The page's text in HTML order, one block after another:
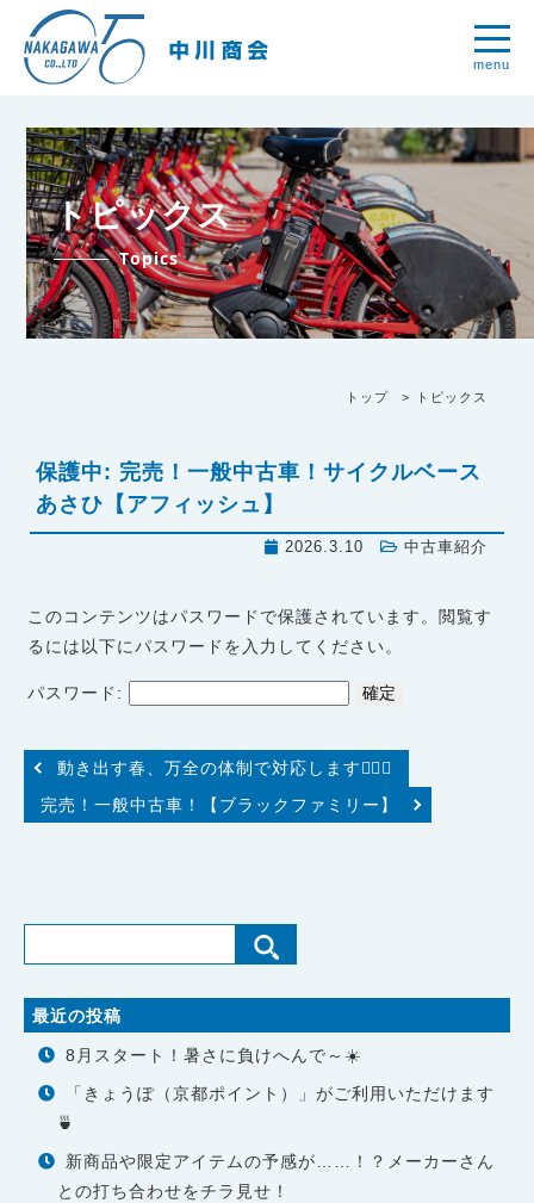
menu
トピックス
Topics
トップ トピックス
保護中: 完売！一般中古車！サイクルベース
あさひ【アフィッシュ】
2026.3.10 中古車紹介
このコンテンツはパスワードで保護されています。閲覧す
るには以下にパスワードを入力してください。
パスワード:
動き出す春、万全の体制で対応します✊🏻🔥
完売！一般中古車！【ブラックファミリー】
最近の投稿
8月スタート！暑さに負けへんで～☀️
「きょうぽ（京都ポイント）」がご利用いただけます
🍵
新商品や限定アイテムの予感が……！？メーカーさん
との打ち合わせをチラ見せ！